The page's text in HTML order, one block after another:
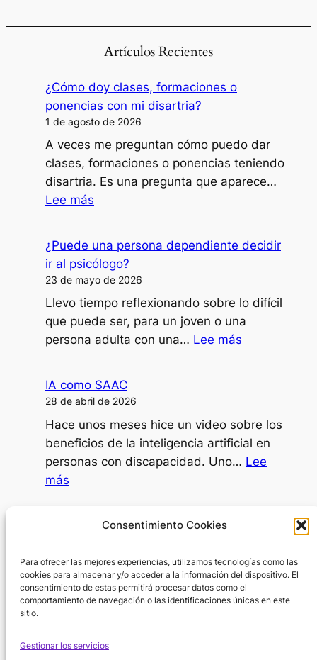
Consentimiento Cookies
Para ofrecer las mejores experiencias, utilizamos tecnologías como las
cookies para almacenar y/o acceder a la información del dispositivo. El
consentimiento de estas permitirá procesar datos como el
comportamiento de navegación o las identificaciones únicas en este
sitio.
Gestionar los servicios
Artículos Recientes
¿Cómo doy clases, formaciones o
ponencias con mi disartria?
1 de agosto de 2026
A veces me preguntan cómo puedo dar
clases, formaciones o ponencias teniendo
disartria. Es una pregunta que aparece…
Lee más
clases,
formaciones
ponencias
con
mi
¿Puede una persona dependiente decidir
ir al psicólogo?
23 de mayo de 2026
Llevo tiempo reflexionando sobre lo difícil
que puede ser, para un joven o una
persona adulta con una… Lee más
decidir
ir
al
IA como SAAC
28 de abril de 2026
Hace unos meses hice un video sobre los
beneficios de la inteligencia artificial en
personas con discapacidad. Uno… Lee
más
Día Internacional de la Mujer
En el Día Internacional de la Mujer surge
una pregunta inevitable: ¿por dónde
empezar cuando hablamos de la…Lee